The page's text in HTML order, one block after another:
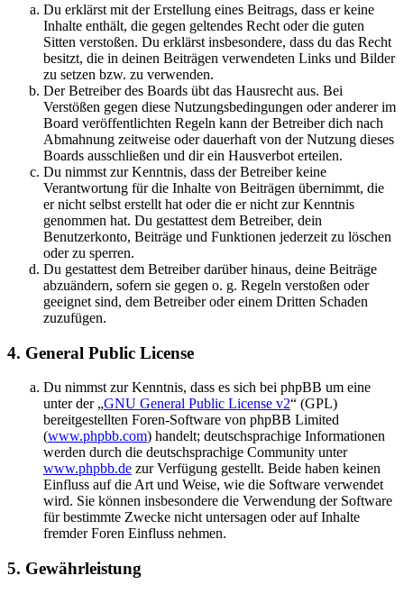
Du erklärst mit der Erstellung eines Beitrags, dass er keine
Inhalte enthält, die gegen geltendes Recht oder die guten
Sitten verstoßen. Du erklärst insbesondere, dass du das Recht
besitzt, die in deinen Beiträgen verwendeten Links und Bilder
zu setzen bzw. zu verwenden.
Der Betreiber des Boards übt das Hausrecht aus. Bei
Verstößen gegen diese Nutzungsbedingungen oder anderer im
Board veröffentlichten Regeln kann der Betreiber dich nach
Abmahnung zeitweise oder dauerhaft von der Nutzung dieses
Boards ausschließen und dir ein Hausverbot erteilen.
Du nimmst zur Kenntnis, dass der Betreiber keine
Verantwortung für die Inhalte von Beiträgen übernimmt, die
er nicht selbst erstellt hat oder die er nicht zur Kenntnis
genommen hat. Du gestattest dem Betreiber, dein
Benutzerkonto, Beiträge und Funktionen jederzeit zu löschen
oder zu sperren.
Du gestattest dem Betreiber darüber hinaus, deine Beiträge
abzuändern, sofern sie gegen o. g. Regeln verstoßen oder
geeignet sind, dem Betreiber oder einem Dritten Schaden
zuzufügen.
4. General Public License
Du nimmst zur Kenntnis, dass es sich bei phpBB um eine
unter der „GNU General Public License v2“ (GPL)
bereitgestellten Foren-Software von phpBB Limited
(www.phpbb.com) handelt; deutschsprachige Informationen
werden durch die deutschsprachige Community unter
www.phpbb.de zur Verfügung gestellt. Beide haben keinen
Einfluss auf die Art und Weise, wie die Software verwendet
wird. Sie können insbesondere die Verwendung der Software
für bestimmte Zwecke nicht untersagen oder auf Inhalte
fremder Foren Einfluss nehmen.
5. Gewährleistung